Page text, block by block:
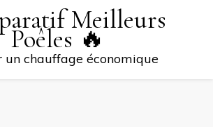
Meilleurs
Poêles 🔥
un chauffage économique